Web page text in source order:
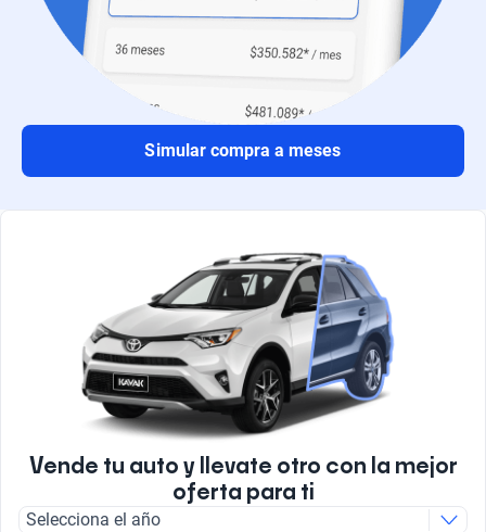
Simular compra a meses
Vende tu auto y llevate otro con la mejor
oferta para ti
Selecciona el año